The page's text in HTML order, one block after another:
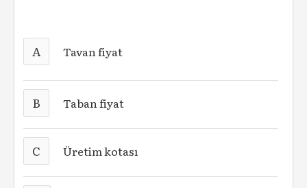
A Tavan fiyat
B Taban fiyat
C Üretim kotası